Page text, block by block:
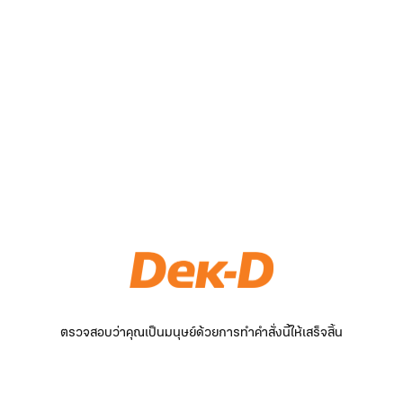
ตรวจสอบว่าคุณเป็นมนุษย์ด้วยการทำคำสั่งนี้ให้เสร็จสิ้น